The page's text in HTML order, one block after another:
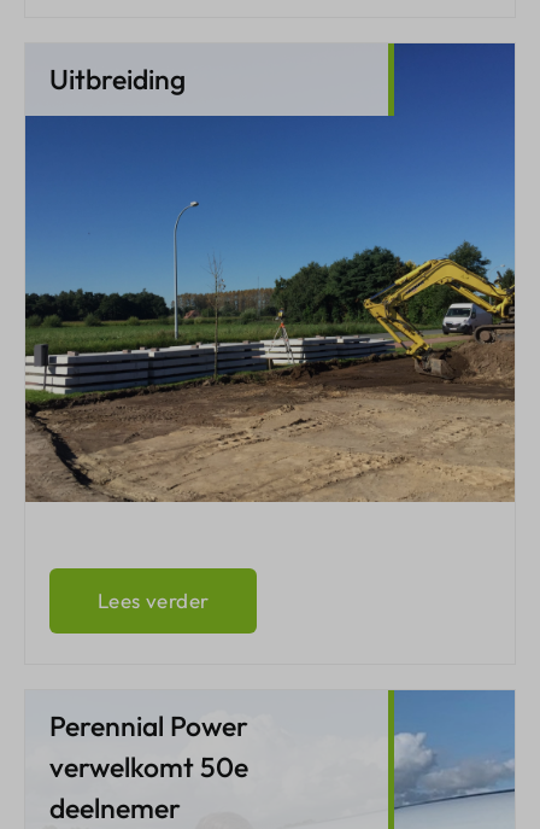
Uitbreiding
Lees verder
Perennial Power
verwelkomt 50e
deelnemer